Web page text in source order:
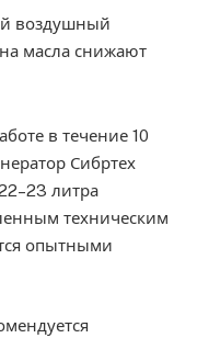
воздушный
масла снижают
в течение 10
Сибртех
литра
техническим
опытными